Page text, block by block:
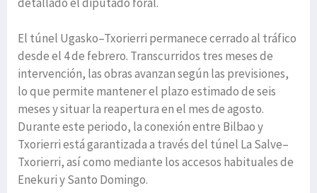
El túnel Ugasko–Txorierri permanece cerrado al tráfico
desde el 4 de febrero. Transcurridos tres meses de
intervención, las obras avanzan según las previsiones,
lo que permite mantener el plazo estimado de seis
meses y situar la reapertura en el mes de agosto.
Durante este periodo, la conexión entre Bilbao y
Txorierri está garantizada a través del túnel La Salve–
Txorierri, así como mediante los accesos habituales de
Enekuri y Santo Domingo.